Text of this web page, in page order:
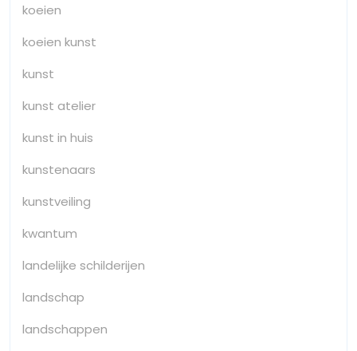
koeien
koeien kunst
kunst
kunst atelier
kunst in huis
kunstenaars
kunstveiling
kwantum
landelijke schilderijen
landschap
landschappen